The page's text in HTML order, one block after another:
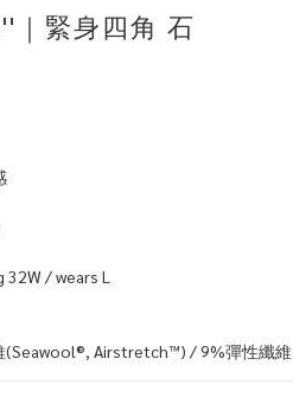
｜緊身四角 石
/ wears L
(Seawool®, Airstretch™) / 9%彈性纖維